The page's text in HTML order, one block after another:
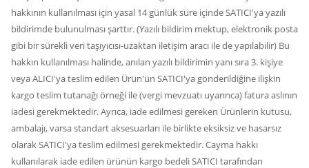
hakkının kullanılması için yasal 14 günlük süre içinde SATICI'ya yazılı
bildirimde bulunulması şarttır. (Yazılı bildirim mektup, elektronik posta
gibi bir sürekli veri taşıyıcısı-uzaktan iletişim aracı ile de yapılabilir) Bu
hakkın kullanılması halinde, anılan yazılı bildirimin yanı sıra 3. kişiye
veya ALICI'ya teslim edilen Ürün'ün SATICI'ya gönderildiğine ilişkin
kargo teslim tutanağı örneği ile (vergi mevzuatı uyarınca) fatura aslının
iadesi gerekmektedir. Ayrıca, iade edilmesi gereken Ürünlerin kutusu,
ambalajı, varsa standart aksesuarları ile birlikte eksiksiz ve hasarsız
olarak SATICI'ya teslim edilmesi gerekmektedir. Cayma hakkı
kullanılarak iade edilen ürünün kargo bedeli SATICI tarafından